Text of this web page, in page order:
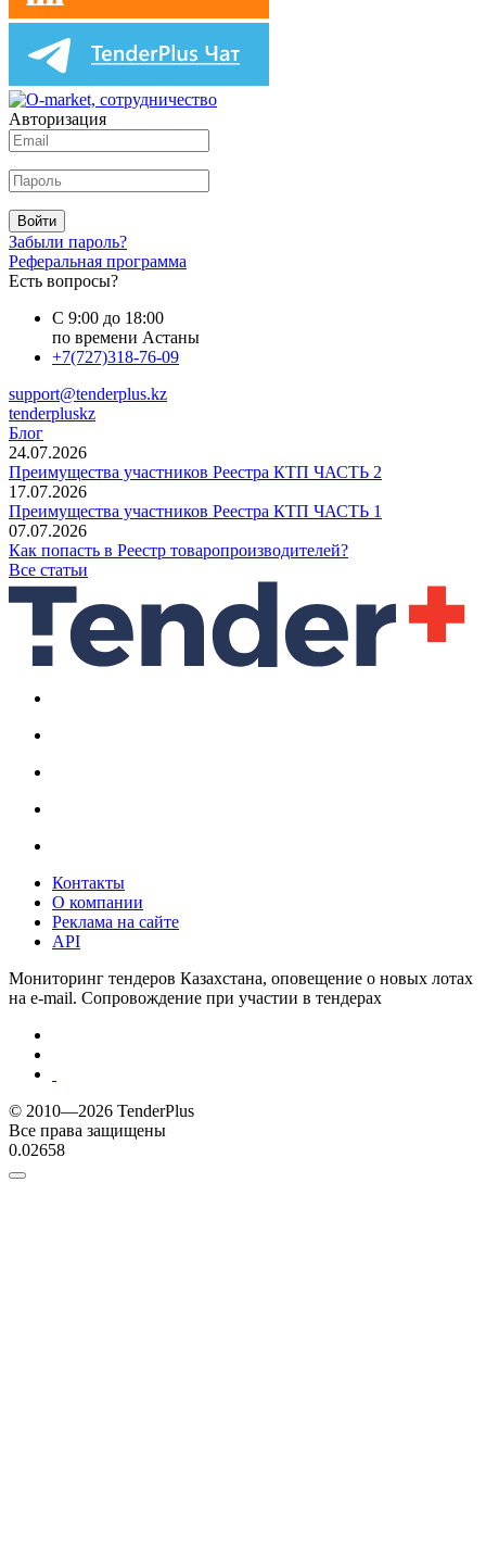
Авторизация
Войти
Забыли пароль?
Реферальная программа
Есть вопросы?
С 9:00 до 18:00
по времени Астаны
+7(727)318-76-09
support@tenderplus.kz
tenderpluskz
Блог
24.07.2026
Преимущества участников Реестра КТП ЧАСТЬ 2
17.07.2026
Преимущества участников Реестра КТП ЧАСТЬ 1
07.07.2026
Как попасть в Реестр товаропроизводителей?
Все статьи
Контакты
О компании
Реклама на сайте
API
Мониторинг тендеров Казахстана, оповещение о новых лотах
на e-mail. Сопровождение при участии в тендерах
© 2010—2026 TenderPlus
Все права защищены
0.02658